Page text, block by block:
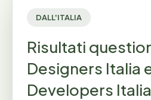
DALL'ITALIA
Risultati
Designers Italia
Developers Italia